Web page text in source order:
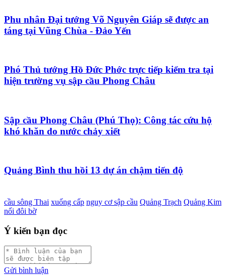
Phu nhân Đại tướng Võ Nguyên Giáp sẽ được an
táng tại Vũng Chùa - Đảo Yến
Phó Thủ tướng Hồ Đức Phớc trực tiếp kiểm tra tại
hiện trường vụ sập cầu Phong Châu
Sập cầu Phong Châu (Phú Thọ): Công tác cứu hộ
khó khăn do nước chảy xiết
Quảng Bình thu hồi 13 dự án chậm tiến độ
cầu sông Thai xuống cấp nguy cơ sập cầu Quảng Trạch Quảng Kim
nối đôi bờ
Ý kiến bạn đọc
Gửi bình luận